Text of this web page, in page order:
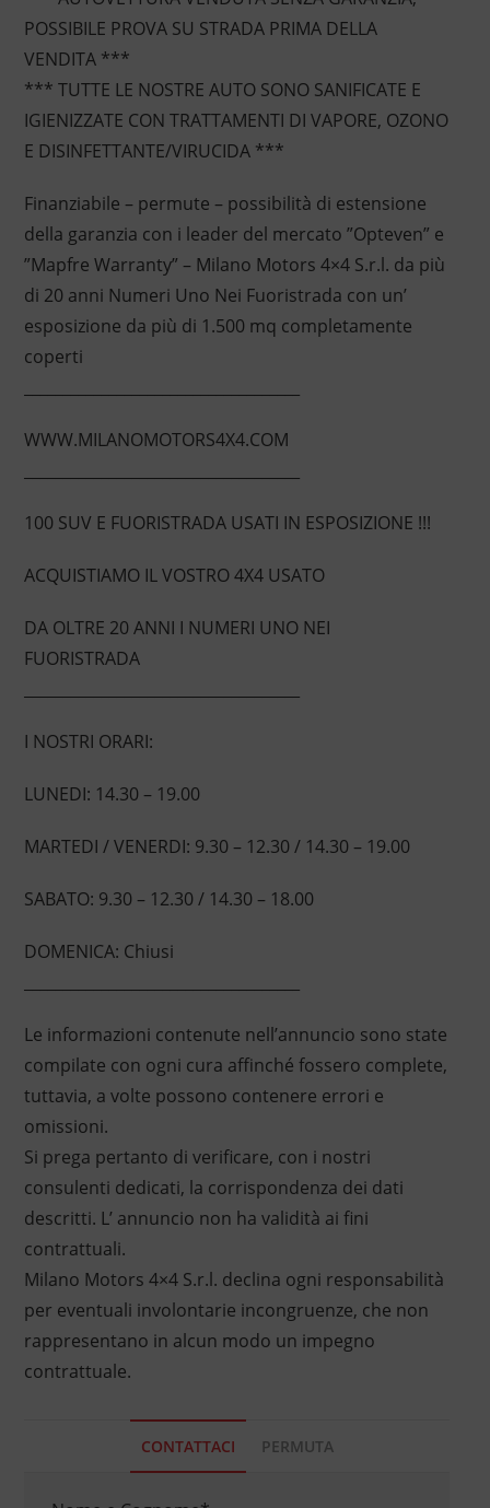
POSSIBILE PROVA SU STRADA PRIMA DELLA
VENDITA ***
*** TUTTE LE NOSTRE AUTO SONO SANIFICATE E
IGIENIZZATE CON TRATTAMENTI DI VAPORE, OZONO
E DISINFETTANTE/VIRUCIDA ***
Finanziabile – permute – possibilità di estensione
della garanzia con i leader del mercato ”Opteven” e
”Mapfre Warranty” – Milano Motors 4×4 S.r.l. da più
di 20 anni Numeri Uno Nei Fuoristrada con un’
esposizione da più di 1.500 mq completamente
coperti
WWW.MILANOMOTORS4X4.COM
100 SUV E FUORISTRADA USATI IN ESPOSIZIONE !!!
ACQUISTIAMO IL VOSTRO 4X4 USATO
DA OLTRE 20 ANNI I NUMERI UNO NEI
FUORISTRADA
I NOSTRI ORARI:
LUNEDI: 14.30 – 19.00
MARTEDI / VENERDI: 9.30 – 12.30 / 14.30 – 19.00
SABATO: 9.30 – 12.30 / 14.30 – 18.00
DOMENICA: Chiusi
Le informazioni contenute nell’annuncio sono state
compilate con ogni cura affinché fossero complete,
tuttavia, a volte possono contenere errori e
omissioni.
Si prega pertanto di verificare, con i nostri
consulenti dedicati, la corrispondenza dei dati
descritti. L’ annuncio non ha validità ai fini
contrattuali.
Milano Motors 4×4 S.r.l. declina ogni responsabilità
per eventuali involontarie incongruenze, che non
rappresentano in alcun modo un impegno
contrattuale.
CONTATTACI PERMUTA